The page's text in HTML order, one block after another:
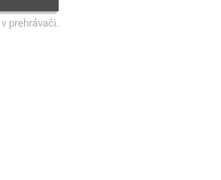
v prehrávači.